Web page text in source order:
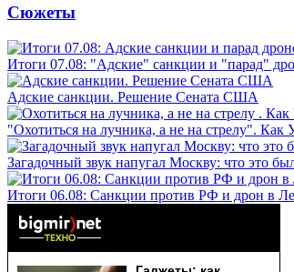
Сюжеты
Итоги 07.08: "Адские" санкции и "парад"
Адские санкции. Решение Сената США
"Охотиться на лучника, а не на стрелу". Как
Загадочный звук напугал Москву: что это
Итоги 06.08: Санкции против РФ и дрон в